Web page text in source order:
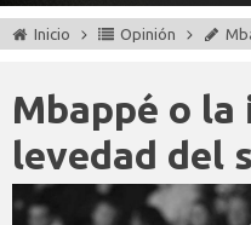
Inicio Opinión
Mbappé o
levedad del